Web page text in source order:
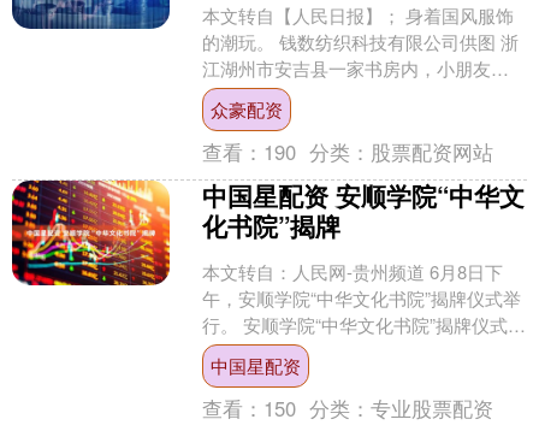
本文转自【人民日报】； 身着国风服饰
的潮玩。 钱数纺织科技有限公司供图 浙
江湖州市安吉县一家书房内，小朋友在
制作宋锦珍珠团扇。 潘学康摄（人民视
觉） 广西梧州市....
众豪配资
查看： 190 分类： 股票配资网站
中国星配资 安顺学院“中华文
化书院”揭牌
本文转自：人民网-贵州频道 6月8日下
午，安顺学院“中华文化书院”揭牌仪式举
行。 安顺学院“中华文化书院”揭牌仪式现
场。 安顺学院人文学院学生朗诵经典古
诗《琵琶....
中国星配资
查看： 150 分类：专业股票配资